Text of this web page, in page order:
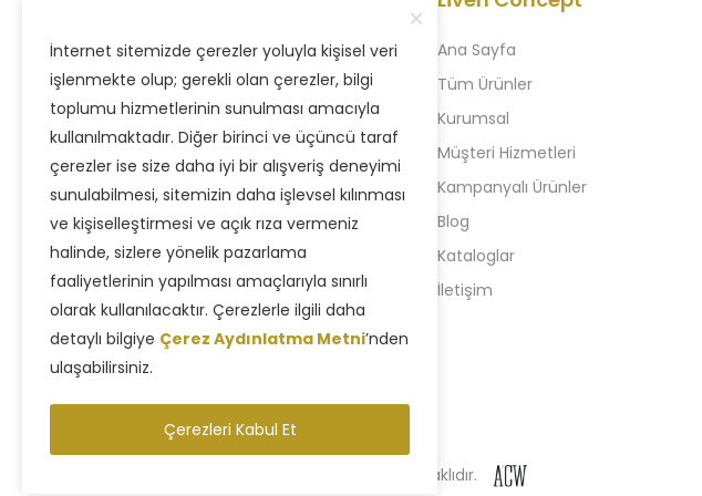
1996 yılında kurulan firmamız, dürüst,
kaliteli ve ‘Müşteri Memnuniyetini ilke
edinmesiyle bugün deneyimli hale
gelmiştir.
+90 212 880 77 24
+90 543 957 35 58
Ana Sayfa
Tüm Ürünler
Kurumsal
Müşteri Hizmetleri
Kampanyalı Ürünler
Blog
Kataloglar
İletişim
Copyright © 2025 Liven Concept - Tüm Hakları Saklıdır.
İnternet sitemizde çerezler yoluyla kişisel veri
işlenmekte olup; gerekli olan çerezler, bilgi
toplumu hizmetlerinin sunulması amacıyla
kullanılmaktadır. Diğer birinci ve üçüncü taraf
çerezler ise size daha iyi bir alışveriş deneyimi
sunulabilmesi, sitemizin daha işlevsel kılınması
ve kişiselleştirmesi ve açık rıza vermeniz
halinde, sizlere yönelik pazarlama
faaliyetlerinin yapılması amaçlarıyla sınırlı
olarak kullanılacaktır. Çerezlerle ilgili daha
detaylı bilgiye Çerez Aydınlatma Metni’nden
ulaşabilirsiniz.
Çerezleri Kabul Et